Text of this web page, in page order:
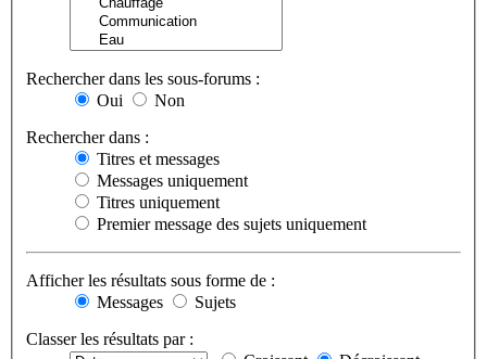
Rechercher dans les sous-forums :
Oui
Non
Rechercher dans :
Titres et messages
Messages uniquement
Titres uniquement
Premier message des sujets uniquement
Afficher les résultats sous forme de :
Messages
Sujets
Classer les résultats par :